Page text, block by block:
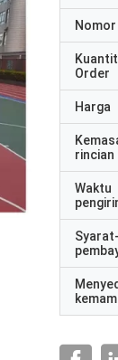
Nomor
Order
Harga
rincian
Waktu